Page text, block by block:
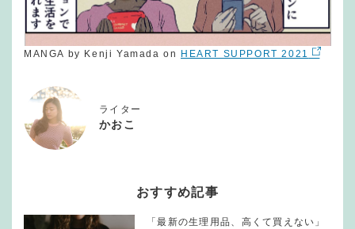
MANGA by Kenji Yamada on HEART SUPPORT 2021
ライター
かおこ
おすすめ記事
「最新の生理用品、高くて買えない」